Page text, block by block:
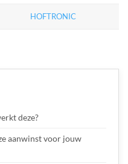
HOFTRONIC
deze?
aanwinst voor jouw